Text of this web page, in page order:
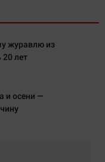
журавлю из
лет
и осени —